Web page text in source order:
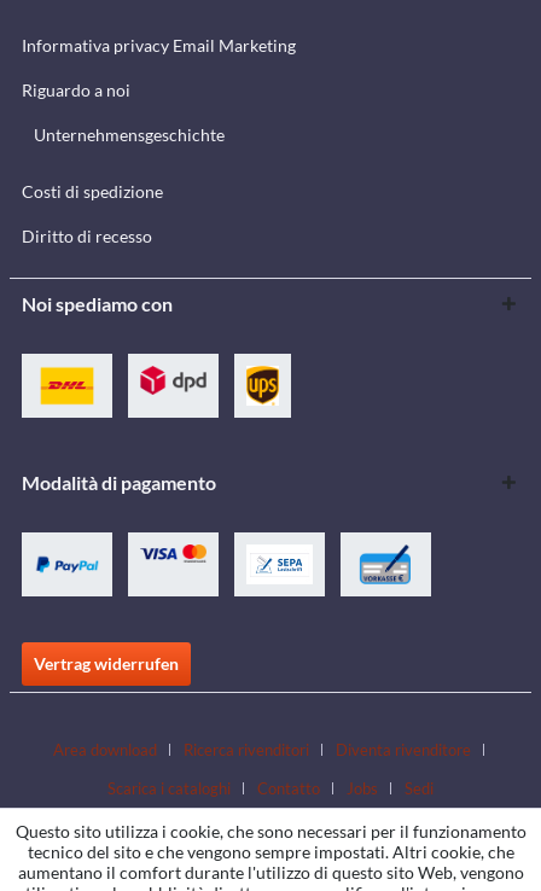
Informativa privacy Email Marketing
Riguardo a noi
Unternehmensgeschichte
Costi di spedizione
Diritto di recesso
Noi spediamo con
Modalità di pagamento
Vertrag widerrufen
Area download Ricerca rivenditori
Diventa rivenditore
Scarica i cataloghi
Contatto Jobs Sedi
Questo sito utilizza i cookie, che sono necessari per il funzionamento
tecnico del sito e che vengono sempre impostati. Altri cookie, che
aumentano il comfort durante l'utilizzo di questo sito Web, vengono